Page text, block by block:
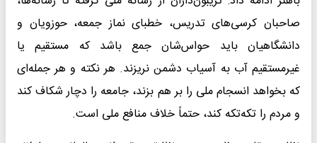
صاحبان کرسی‌های تدریس، خطبای نماز جمعه، حوزویان و
دانشگاهیان باید حواس‌شان جمع باشد که مستقیم یا
غیرمستقیم آب به آسیاب دشمن نریزند. هر نکته و هر جمله‌ای
که بخواهد انسجام ملی را بر هم بزند، جامعه را دچار شکاف کند
و مردم را تکه‌تکه کند، حتماً خلاف منافع ملی است.